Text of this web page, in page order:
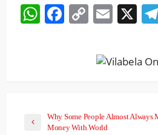
WhatsApp
Facebook
Copy X
Why Some People Almost Always
Money With World